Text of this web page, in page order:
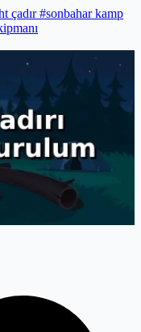
çadır#sonbahar kamp